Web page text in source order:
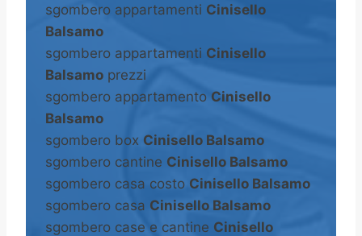
sgombero appartamenti Cinisello
Balsamo
sgombero appartamenti Cinisello
Balsamo prezzi
sgombero appartamento Cinisello
Balsamo
sgombero box Cinisello Balsamo
sgombero cantine Cinisello Balsamo
sgombero casa costo Cinisello Balsamo
sgombero casa Cinisello Balsamo
sgombero case e cantine Cinisello